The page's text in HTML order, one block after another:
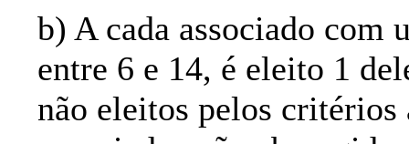
b) A cada associado com
entre 6 e 14, é eleito 1
não eleitos pelos critérios